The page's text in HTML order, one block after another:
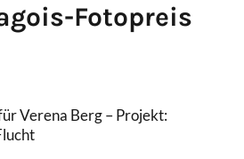
Fotopreis
Verena Berg – Projekt: